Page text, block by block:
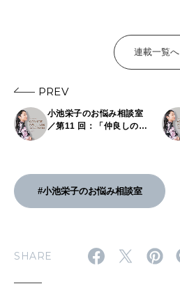
連載一覧へ
PREV
小池栄子のお悩み相談室
／第11 回：「仲良しの女
れない状態です」 (34
歳・広告営業)
#小池栄子のお悩み相談室
SHARE